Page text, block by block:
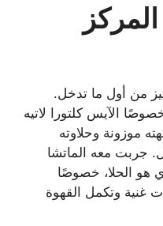
من أول ما تدخل.
الآيس كلتورا لاتيه
موزونة وحلاوته
جربت معه الماتشا
هو الحلا، خصوصًا
غنية وتكمل القهوة